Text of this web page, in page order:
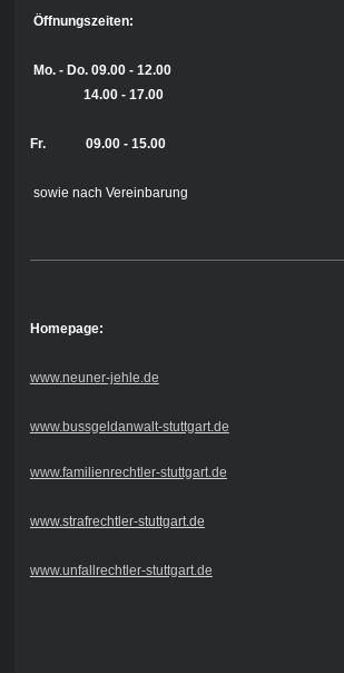
Öffnungszeiten:
Mo. - Do. 09.00 - 12.00
14.00 - 17.00
Fr. 09.00 - 15.00
sowie nach Vereinbarung
Homepage:
www.neuner-jehle.de
www.bussgeldanwalt-stuttgart.de
www.familienrechtler-stuttgart.de
www.strafrechtler-stuttgart.de
www.unfallrechtler-stuttgart.de